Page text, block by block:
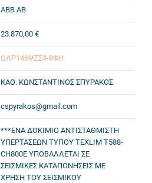
ABB AB
23.870,00 €
ΩΛΡ146ΨΖΣ4-8ΦΗ
ΚΑΘ. ΚΩΝΣΤΑΝΤΙΝΟΣ ΣΠΥΡΑΚΟΣ
cspyrakos@gmail.com
***ΕΝΑ ΔΟΚΙΜΙΟ ΑΝΤΙΣΤΑΘΜΙΣΤΗ
ΥΠΕΡΤΑΣΕΩΝ ΤΥΠΟΥ TEXLIM T588-
CH800E ΥΠΟΒΑΛΛΕΤΑΙ ΣΕ
ΣΕΙΣΜΙΚΕΣ ΚΑΤΑΠΟΝΗΣΕΙΣ ΜΕ
ΧΡΗΣΗ ΤΟΥ ΣΕΙΣΜΙΚΟΥ